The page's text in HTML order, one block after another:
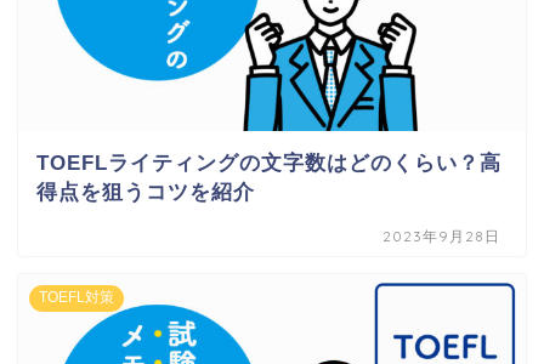
TOEFLライティングの文字数はどのくらい？高
得点を狙うコツを紹介
2023年9月28日
TOEFL対策